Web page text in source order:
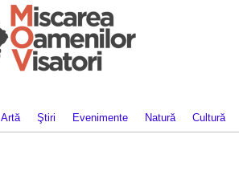
Artă Ştiri Evenimente Natură Cultură